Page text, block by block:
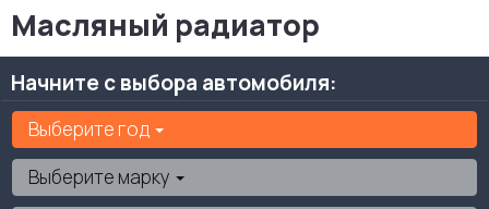
Масляный радиатор
Начните с выбора автомобиля:
Выберите год
Выберите марку